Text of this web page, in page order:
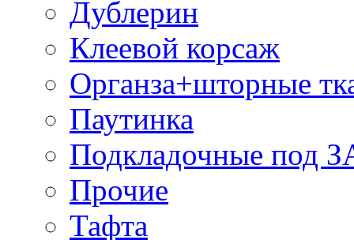
Дублерин
Клеевой корсаж
Органза+шторные
Паутинка
Подкладочные под
Прочие
Тафта